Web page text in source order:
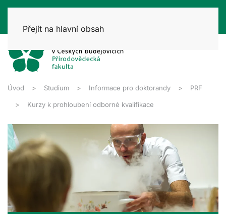
Přejít na hlavní obsah
Úvod Studium Informace pro doktorandy PRF
Kurzy k prohloubení odborné kvalifikace